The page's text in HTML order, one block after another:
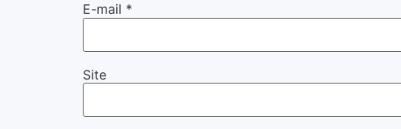
E-mail *
Site